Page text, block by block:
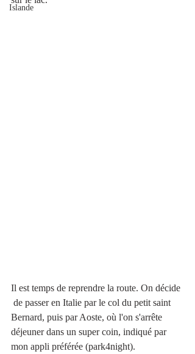
Islande
Il est temps de reprendre la route. On décide
de passer en Italie par le col du petit saint
Bernard, puis par Aoste, où l'on s'arrête
déjeuner dans un super coin, indiqué par
mon appli préférée (park4night).